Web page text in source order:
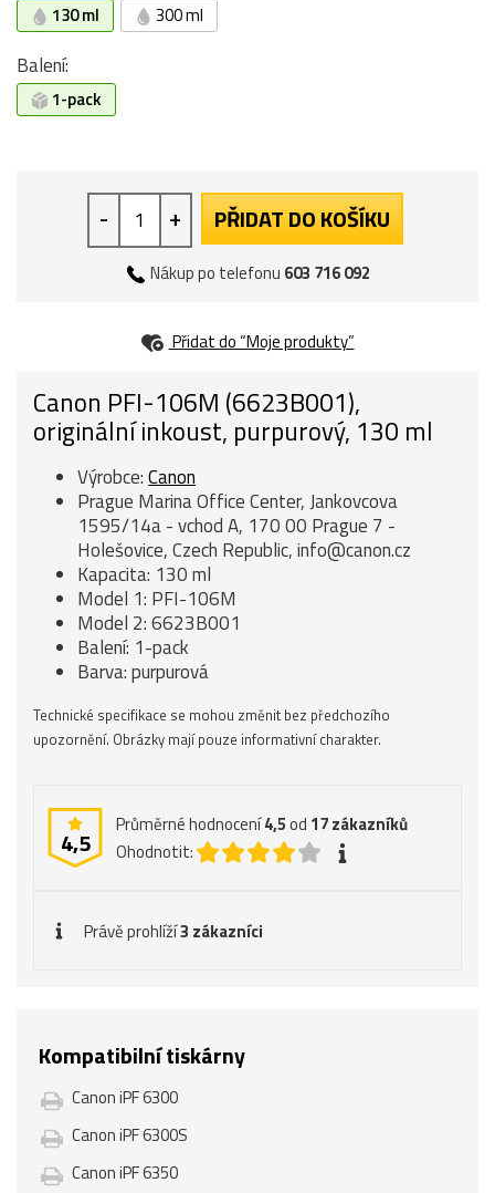
130 ml 300 ml
Balení:
1-pack
- + PŘIDAT DO KOŠÍKU
Nákup po telefonu 603 716 092
Přidat do “Moje produkty”
Canon PFI-106M (6623B001),
originální inkoust, purpurový, 130 ml
Výrobce:Canon
Prague Marina Office Center, Jankovcova
1595/14a - vchod A, 170 00 Prague 7 -
Holešovice, Czech Republic, info@canon.cz
Kapacita: 130 ml
Model 1: PFI-106M
Model 2: 6623B001
Balení: 1-pack
Barva: purpurová
Technické specifikace se mohou změnit bez předchozího
upozornění. Obrázky mají pouze informativní charakter.
4,5
Průměrné hodnocení4,5od 17zákazníků
Ohodnotit:
Právě prohlíží3 zákazníci
Kompatibilní tiskárny
Canon iPF 6300
Canon iPF 6300S
Canon iPF 6350